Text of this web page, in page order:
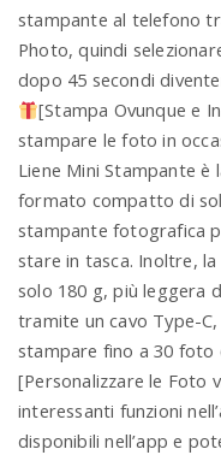
stampante al telefono
Photo, quindi
dopo 45 secondi
[Stampa Ovunque e
stampare le foto in
Liene Mini Stampante è
formato compatto di
stampante fotografica
stare in tasca. Inoltre,
solo 180 g, più leggera
tramite un cavo Type-
stampare fino a 30 foto
[Personalizzare le Foto
interessanti funzioni
disponibili nell’app e